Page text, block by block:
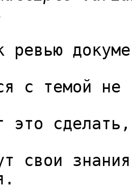
ревью
с темой
сделать,
свои